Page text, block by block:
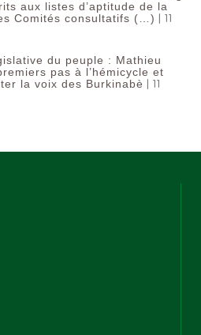
aux listes d’aptitude de la
Comités consultatifs (…) | 11
du peuple : Mathieu
pas à l’hémicycle et
la voix des Burkinabè | 11